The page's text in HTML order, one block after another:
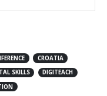
CROATIA
SKILLS
DIGITEACH